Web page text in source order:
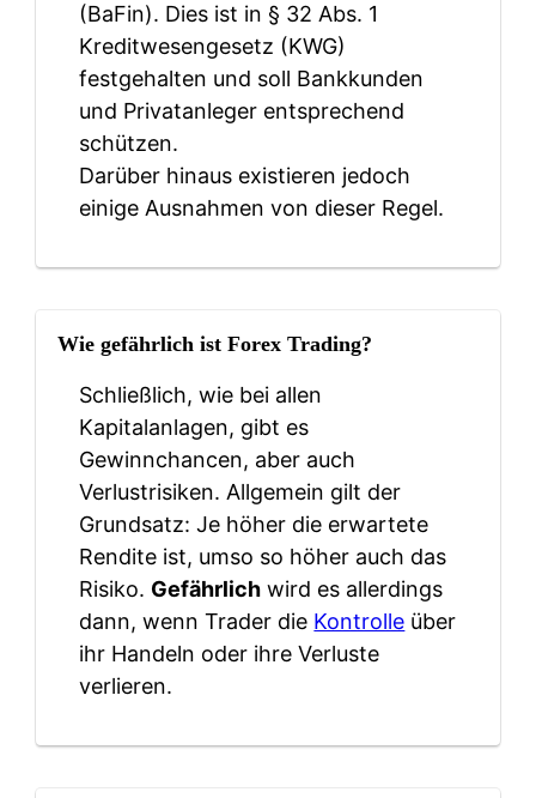
(BaFin). Dies ist in § 32 Abs. 1
Kreditwesengesetz (KWG)
festgehalten und soll Bankkunden
und Privatanleger entsprechend
schützen.
Darüber hinaus existieren jedoch
einige Ausnahmen von dieser Regel.
Wie gefährlich ist Forex Trading?
Schließlich, wie bei allen
Kapitalanlagen, gibt es
Gewinnchancen, aber auch
Verlustrisiken. Allgemein gilt der
Grundsatz: Je höher die erwartete
Rendite ist, umso so höher auch das
Risiko. Gefährlich wird es allerdings
dann, wenn Trader die Kontrolle über
ihr Handeln oder ihre Verluste
verlieren.